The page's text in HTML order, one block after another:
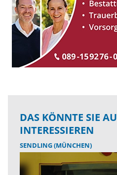
DAS KÖNNTE SIE
INTERESSIEREN
SENDLING (MÜNCHEN)